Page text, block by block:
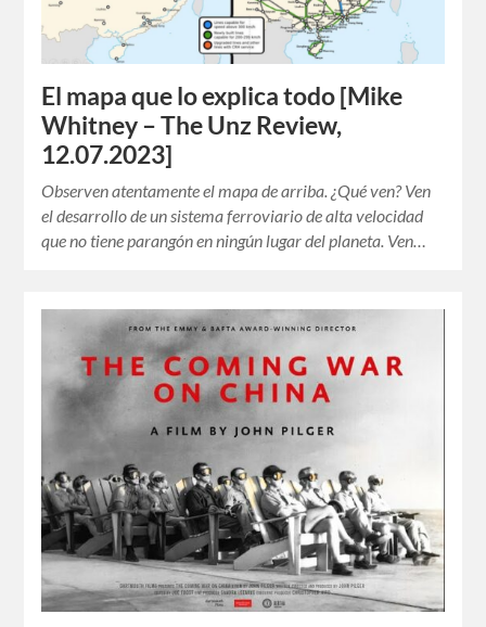
El mapa que lo explica todo [Mike
Whitney – The Unz Review,
12.07.2023]
Observen atentamente el mapa de arriba. ¿Qué ven? Ven
el desarrollo de un sistema ferroviario de alta velocidad
que no tiene parangón en ningún lugar del planeta. Ven…